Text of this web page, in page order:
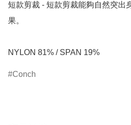
短款剪裁 - 短款剪裁能夠自然突出
果。
NYLON 81% / SPAN 19%
Conch